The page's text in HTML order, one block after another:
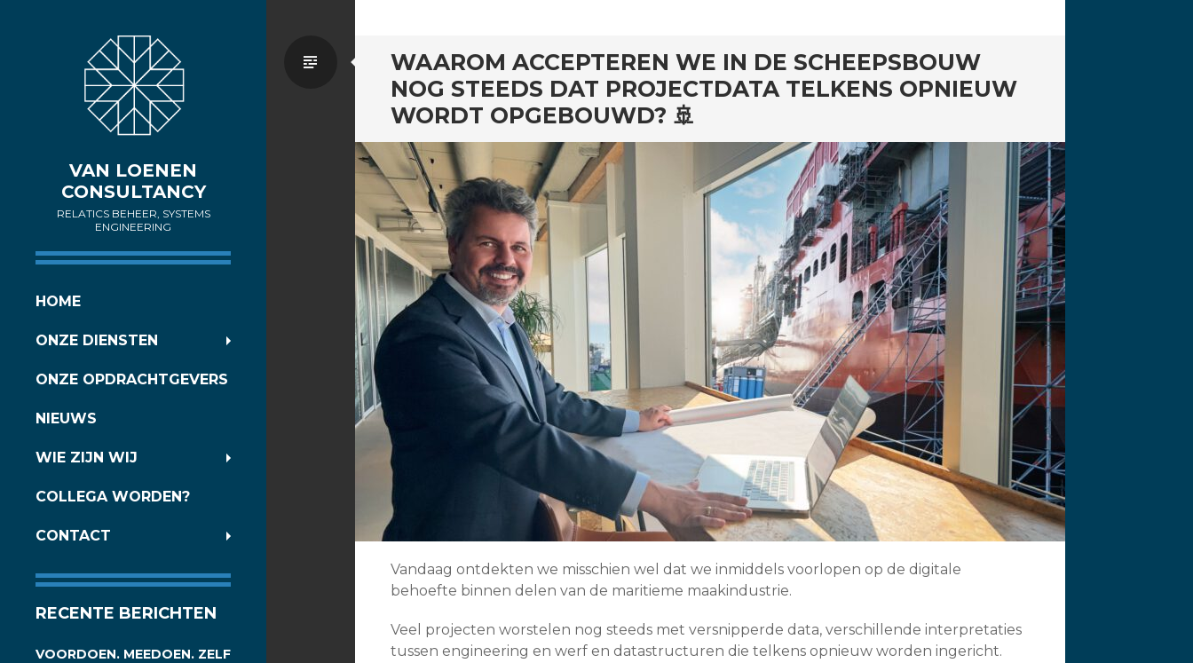
VAN LOENEN
CONSULTANCY
RELATICS BEHEER, SYSTEMS
ENGINEERING
SPRING
INHOUD
HOME
ONZE DIENSTEN
ONZE OPDRACHTGEVERS
NIEUWS
WIE ZIJN WIJ
COLLEGA WORDEN?
CONTACT
RECENTE BERICHTEN
VOORDOEN. MEEDOEN. ZELF
WAAROM ACCEPTEREN WE IN DE SCHEEPSBOUW
NOG STEEDS DAT PROJECTDATA TELKENS OPNIEUW
WORDT OPGEBOUWD? 🚢
Standaard
Vandaag ontdekten we misschien wel dat we inmiddels voorlopen op de digitale
behoefte binnen delen van de maritieme maakindustrie.
Veel projecten worstelen nog steeds met versnipperde data, verschillende interpretaties
tussen engineering en werf en datastructuren die telkens opnieuw worden ingericht.